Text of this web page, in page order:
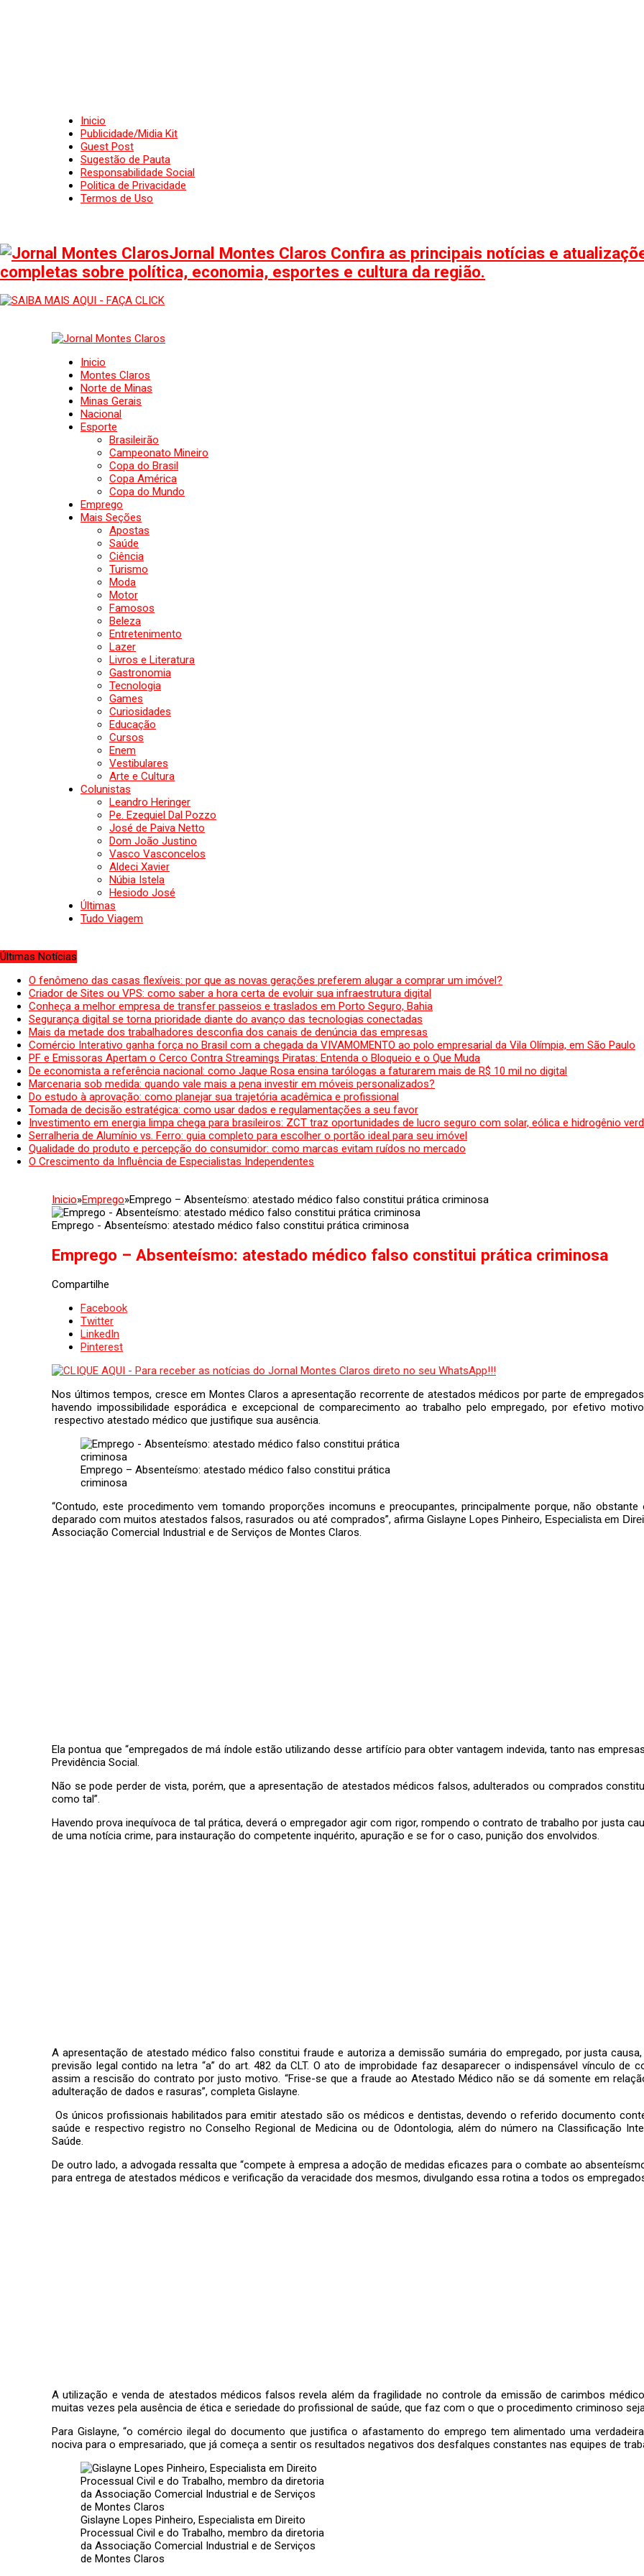
Inicio
Publicidade/Midia Kit
Guest Post
Sugestão de Pauta
Responsabilidade Social
Politica de Privacidade
Termos de Uso
Jornal Montes Claros Confira as principais notícias e
completas sobre política, economia, esportes e cultura da região.
Inicio
Montes Claros
Norte de Minas
Minas Gerais
Nacional
Esporte
Brasileirão
Campeonato Mineiro
Copa do Brasil
Copa América
Copa do Mundo
Emprego
Mais Seções
Apostas
Saúde
Ciência
Turismo
Moda
Motor
Famosos
Beleza
Entretenimento
Lazer
Livros e Literatura
Gastronomia
Tecnologia
Games
Curiosidades
Educação
Cursos
Enem
Vestibulares
Arte e Cultura
Colunistas
Leandro Heringer
Pe. Ezequiel Dal Pozzo
José de Paiva Netto
Dom João Justino
Vasco Vasconcelos
Aldeci Xavier
Núbia Istela
Hesiodo José
Últimas
Tudo Viagem
Últimas Notícias
O fenômeno das casas flexíveis: por que as novas gerações preferem alugar a comprar um imóvel?
Criador de Sites ou VPS: como saber a hora certa de evoluir sua infraestrutura digital
Conheça a melhor empresa de transfer passeios e traslados em Porto Seguro, Bahia
Segurança digital se torna prioridade diante do avanço das tecnologias conectadas
Mais da metade dos trabalhadores desconfia dos canais de denúncia das empresas
Comércio Interativo ganha força no Brasil com a chegada da VIVAMOMENTO ao polo empresarial da Vila Olímpia, em São Paulo
PF e Emissoras Apertam o Cerco Contra Streamings Piratas: Entenda o Bloqueio e o Que Muda
De economista a referência nacional: como Jaque Rosa ensina tarólogas a faturarem mais de R$ 10 mil no digital
Marcenaria sob medida: quando vale mais a pena investir em móveis personalizados?
Do estudo à aprovação: como planejar sua trajetória acadêmica e profissional
Tomada de decisão estratégica: como usar dados e regulamentações a seu favor
Investimento em energia limpa chega para brasileiros: ZCT traz oportunidades de lucro seguro com solar, eólica e hidrogênio
Serralheria de Alumínio vs. Ferro: guia completo para escolher o portão ideal para seu imóvel
Qualidade do produto e percepção do consumidor: como marcas evitam ruídos no mercado
O Crescimento da Influência de Especialistas Independentes
Inicio»Emprego»Emprego – Absenteísmo: atestado médico falso constitui prática criminosa
Emprego - Absenteísmo: atestado médico falso constitui prática criminosa
Emprego – Absenteísmo: atestado médico falso constitui prática criminosa
Compartilhe
Facebook
Twitter
LinkedIn
Pinterest
Nos últimos tempos, cresce em Montes Claros a apresentação recorrente de atestados médicos por parte de
havendo impossibilidade esporádica e excepcional de comparecimento ao trabalho pelo empregado, por efetivo
respectivo atestado médico que justifique sua ausência.
Emprego – Absenteísmo: atestado médico falso constitui prática
criminosa
“Contudo, este procedimento vem tomando proporções incomuns e preocupantes, principalmente porque, não
deparado com muitos atestados falsos, rasurados ou até comprados”, afirma Gislayne Lopes Pinheiro, Especialista em
Associação Comercial Industrial e de Serviços de Montes Claros.
Ela pontua que “empregados de má índole estão utilizando desse artifício para obter vantagem indevida, tanto nas
Previdência Social.
Não se pode perder de vista, porém, que a apresentação de atestados médicos falsos, adulterados ou comprados
como tal”.
Havendo prova inequívoca de tal prática, deverá o empregador agir com rigor, rompendo o contrato de trabalho por justa
de uma notícia crime, para instauração do competente inquérito, apuração e se for o caso, punição dos envolvidos.
A apresentação de atestado médico falso constitui fraude e autoriza a demissão sumária do empregado, por justa
previsão legal contido na letra “a” do art. 482 da CLT. O ato de improbidade faz desaparecer o indispensável vínculo de
assim a rescisão do contrato por justo motivo. “Frise-se que a fraude ao Atestado Médico não se dá somente em
adulteração de dados e rasuras”, completa Gislayne.
Os únicos profissionais habilitados para emitir atestado são os médicos e dentistas, devendo o referido documento
saúde e respectivo registro no Conselho Regional de Medicina ou de Odontologia, além do número na Classificação
Saúde.
De outro lado, a advogada ressalta que “compete à empresa a adoção de medidas eficazes para o combate ao
para entrega de atestados médicos e verificação da veracidade dos mesmos, divulgando essa rotina a todos os
A utilização e venda de atestados médicos falsos revela além da fragilidade no controle da emissão de carimbos
muitas vezes pela ausência de ética e seriedade do profissional de saúde, que faz com o que o procedimento criminoso
Para Gislayne, “o comércio ilegal do documento que justifica o afastamento do emprego tem alimentado uma
nociva para o empresariado, que já começa a sentir os resultados negativos dos desfalques constantes nas equipes de
Gislayne Lopes Pinheiro, Especialista em Direito
Processual Civil e do Trabalho, membro da diretoria
da Associação Comercial Industrial e de Serviços
de Montes Claros